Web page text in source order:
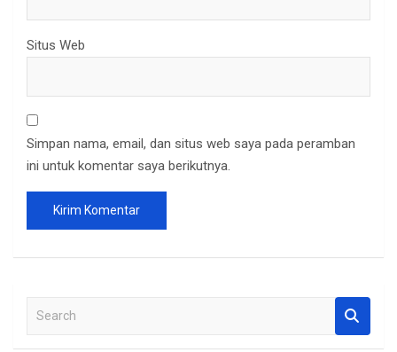
Situs Web
Simpan nama, email, dan situs web saya pada peramban
ini untuk komentar saya berikutnya.